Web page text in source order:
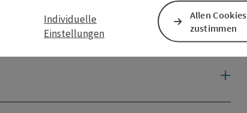
Individuelle
Einstellungen
Allen Cookies
zustimmen